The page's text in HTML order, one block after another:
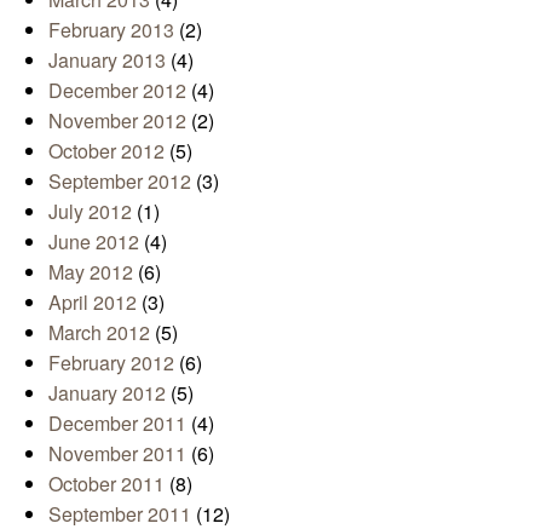
February 2013 (2)
January 2013 (4)
December 2012 (4)
November 2012 (2)
October 2012 (5)
September 2012 (3)
July 2012 (1)
June 2012 (4)
May 2012 (6)
April 2012 (3)
March 2012 (5)
February 2012 (6)
January 2012 (5)
December 2011 (4)
November 2011 (6)
October 2011 (8)
September 2011 (12)